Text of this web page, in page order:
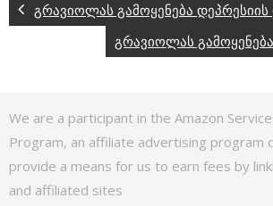
გრავიოლას გამოყენება
გრავიოლას
We are a participant in the Amazon
Program, an affiliate advertising program
provide a means for us to earn fees by
and affiliated sites